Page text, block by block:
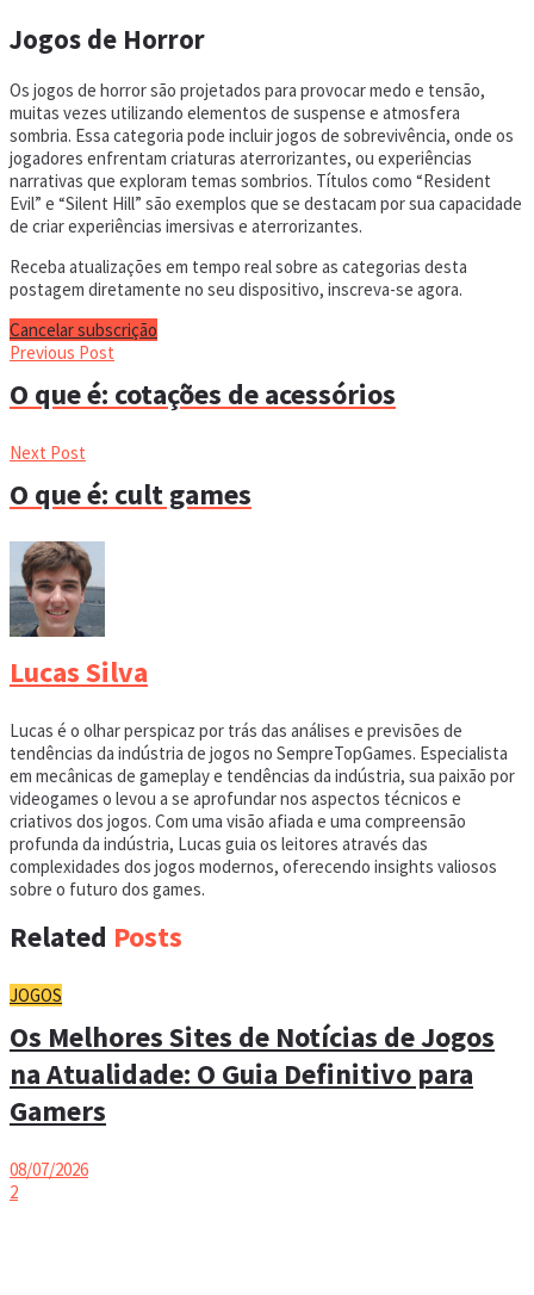
Jogos de Horror
Os jogos de horror são projetados para provocar medo e tensão,
muitas vezes utilizando elementos de suspense e atmosfera
sombria. Essa categoria pode incluir jogos de sobrevivência, onde os
jogadores enfrentam criaturas aterrorizantes, ou experiências
narrativas que exploram temas sombrios. Títulos como “Resident
Evil” e “Silent Hill” são exemplos que se destacam por sua capacidade
de criar experiências imersivas e aterrorizantes.
Receba atualizações em tempo real sobre as categorias desta
postagem diretamente no seu dispositivo, inscreva-se agora.
Cancelar subscrição
Previous Post
O que é: cotações de acessórios
Next Post
O que é: cult games
Lucas Silva
Lucas é o olhar perspicaz por trás das análises e previsões de
tendências da indústria de jogos no SempreTopGames. Especialista
em mecânicas de gameplay e tendências da indústria, sua paixão por
videogames o levou a se aprofundar nos aspectos técnicos e
criativos dos jogos. Com uma visão afiada e uma compreensão
profunda da indústria, Lucas guia os leitores através das
complexidades dos jogos modernos, oferecendo insights valiosos
sobre o futuro dos games.
Related Posts
JOGOS
Os Melhores Sites de Notícias de Jogos
na Atualidade: O Guia Definitivo para
Gamers
08/07/2026
2